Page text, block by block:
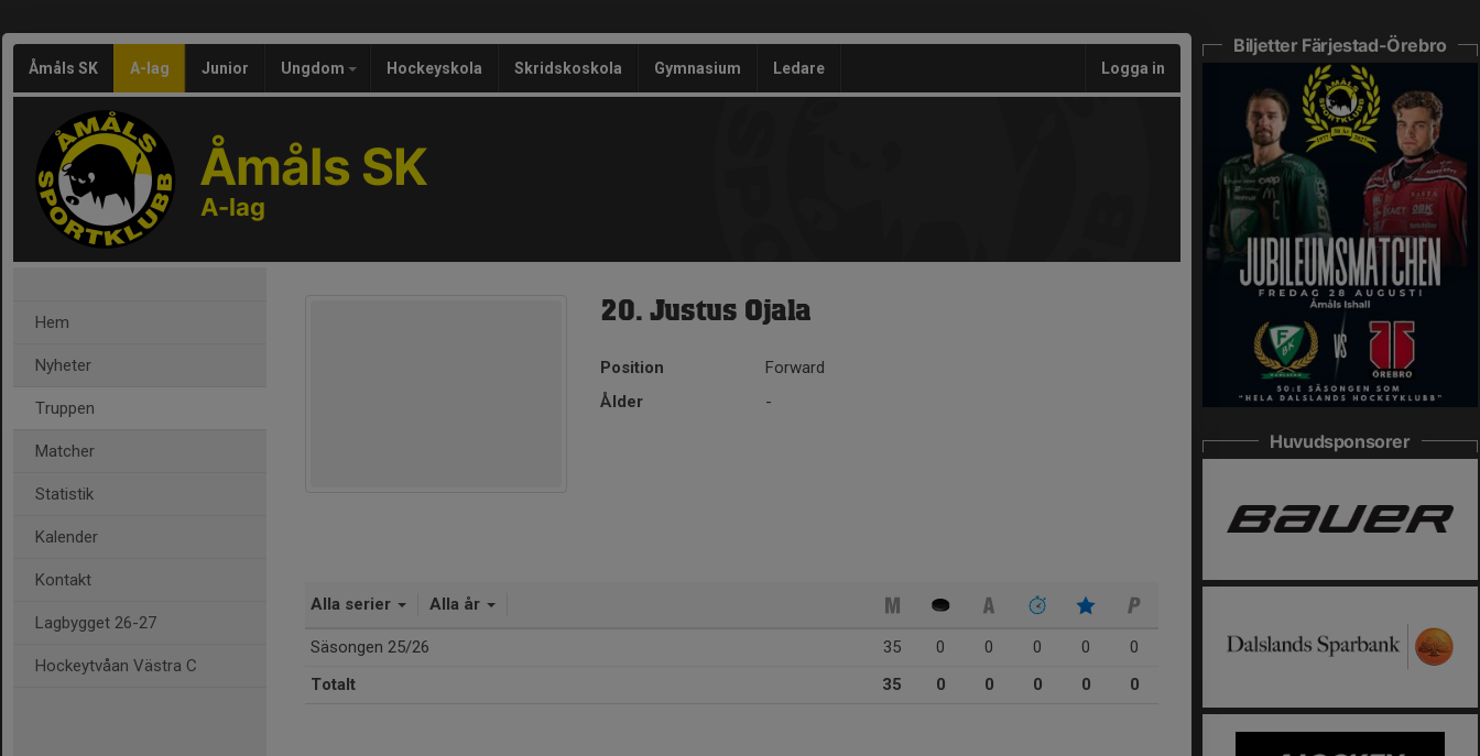
Åmåls SK A-lag Junior Ungdom Hockeyskola Skridskoskola Gymnasium Ledare Logga in
Åmåls SK
A-lag
Hem
Nyheter
Truppen
Matcher
Statistik
Kalender
Kontakt
Lagbygget 26-27
Hockeytvåan Västra C
20. Justus Ojala
Position
Forward
Ålder
-
Alla serier Alla år
Säsongen 25/26 35 0 0 0 0
0
Totalt
35 0 0 0 0 0
Biljetter Färjestad-Örebro
Huvudsponsorer